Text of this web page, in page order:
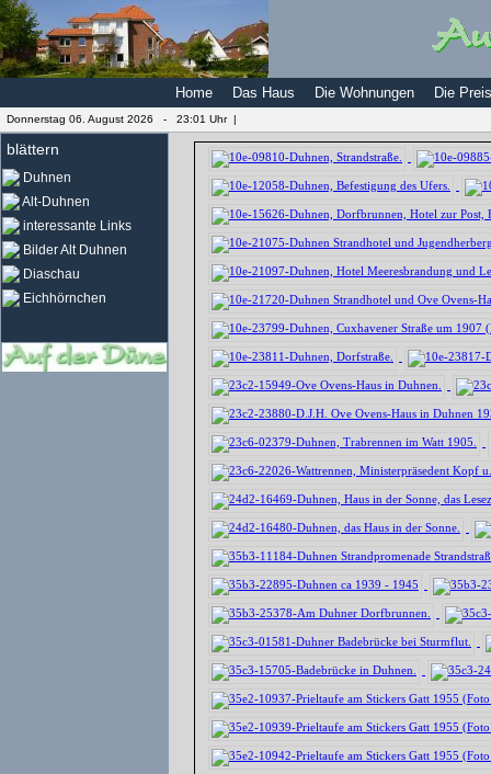
Home Das Haus Die Wohnungen Die
Donnerstag 06. August 2026 - 23:01 Uhr |
blättern
Duhnen
Alt-Duhnen
interessante Links
Bilder Alt Duhnen
Diaschau
Eichhörnchen